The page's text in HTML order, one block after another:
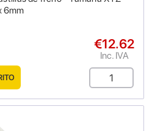
6mm
€12.62
Inc. IVA